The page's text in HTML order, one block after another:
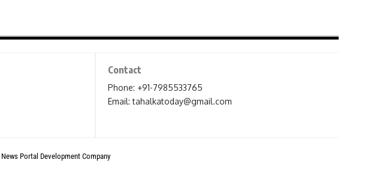
Contact
Phone: +91-7985533765
Email:tahalkatoday@gmail.com
News Portal Development Company